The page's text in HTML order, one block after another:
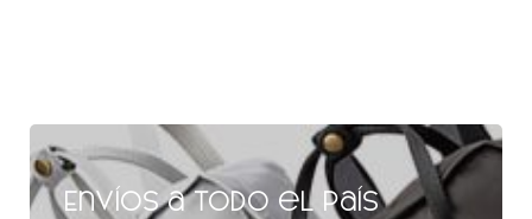
Envíos a todo el país